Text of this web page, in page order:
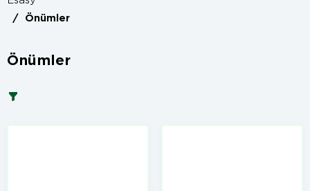
/ Önümler
Önümler